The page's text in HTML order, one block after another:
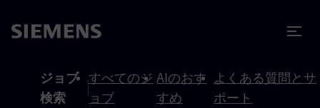
ジョブ
検索
すべてのジ
ョブ
AIのおす
すめ
よくある質問とサ
ポート